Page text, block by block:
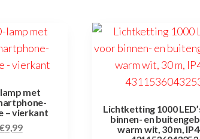
met
– vierkant
Oorspronkelijke
€9,99Huidige
Lichtketting 1000
binnen- en
warm wit, 30 m,